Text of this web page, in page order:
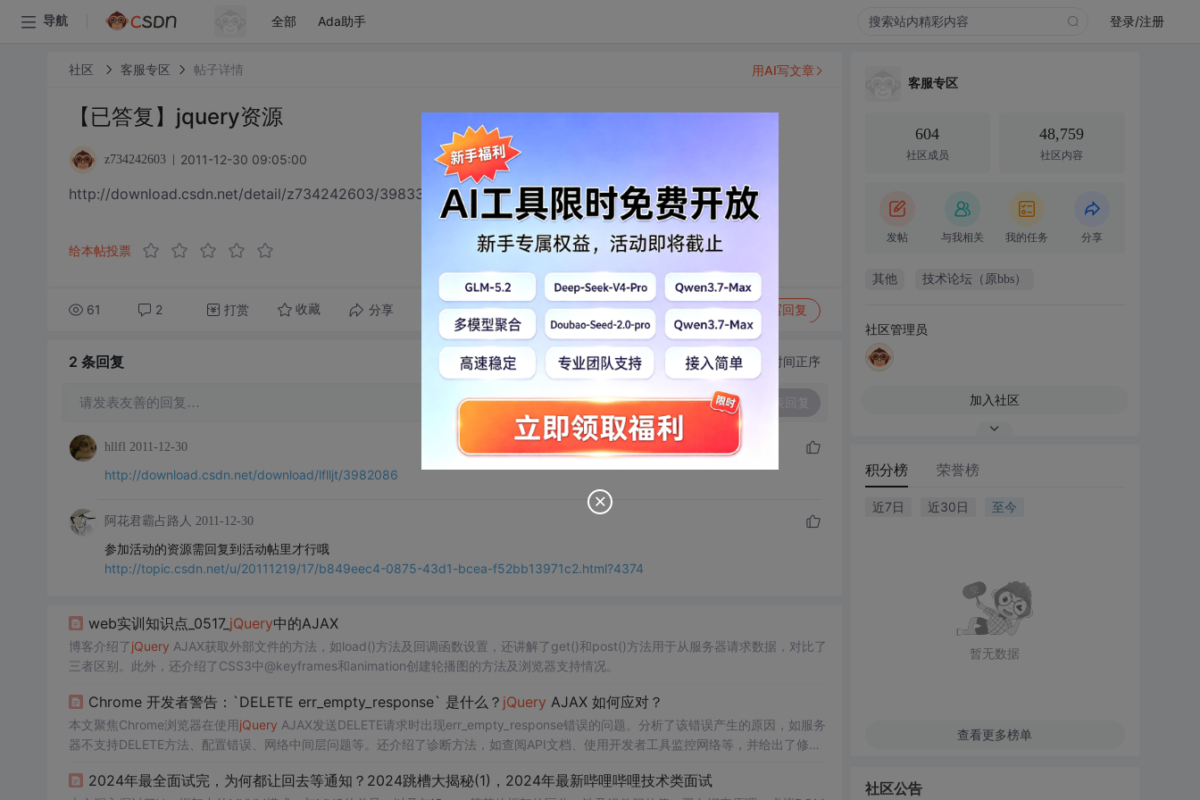
导航 全部 Ada助手 登录/注册
社区 客服专区 帖子详情
【已答复】jquery资源
z734242603 2011-12-30 09:05:00
http://download.csdn.net/detail/z734242603/3983376
给本帖投票
61 2 打赏 收藏 分享 转发到动态 举报 写回复
用AI写文章
2 条回复 切换为时间正序
请发表友善的回复…
hllfl 2011-12-30
http://download.csdn.net/download/lflljt/3982086
阿花君霸占路人 2011-12-30
参加活动的资源需回复到活动帖里才行哦
http://topic.csdn.net/u/20111219/17/b849eec4-0875-43d1-bcea-f52bb13971c2.html?4374
web实训知识点_0517_ jQuery中的AJAX
博客介绍了jQuery AJAX获取外部文件的方法，如load()方法及回调函数设置，还讲解了get()和post()方法用于从服务器请求数据，对比了
三者区别。此外，还介绍了CSS3中@keyframes和animation创建轮播图的方法及浏览器支持情况。
Chrome 开发者警告：`DELETE err_empty_response` 是什么？ jQuery AJAX 如何应对？
本文聚焦Chrome浏览器在使用jQuery AJAX发送DELETE请求时出现err_empty_response错误的问题。分析了该错误产生的原因，如服务
器不支持DELETE方法、配置错误、网络中间层问题等。还介绍了诊断方法，如查阅API文档、使用开发者工具监控网络等，并给出了修正
2024年最全面试完，为何都让回去等通知？2024跳槽大揭秘(1)，2024年最新哔哩哔哩技术类面试
客服专区
604
社区成员
48,759
社区内容
发帖 与我相关 我的任务 分享
其他 技术论坛（原bbs）
社区管理员
加入社区
积分榜 荣誉榜
近7日 近30日 至今
暂无数据
查看更多榜单
社区公告